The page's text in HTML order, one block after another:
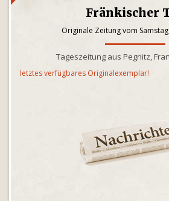
Fränkischer
Originale Zeitung vom
Tageszeitung aus Pegnitz,
letztes verfügbares Originalexemplar!